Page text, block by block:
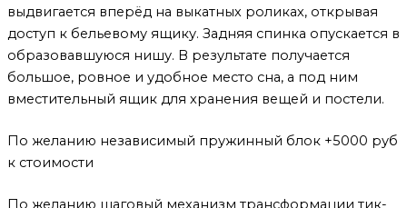
выдвигается вперёд на выкатных роликах, открывая
доступ к бельевому ящику. Задняя спинка опускается в
образовавшуюся нишу. В результате получается
большое, ровное и удобное место сна, а под ним
вместительный ящик для хранения вещей и постели.
По желанию независимый пружинный блок +5000 руб
к стоимости
По желанию шаговый механизм трансформации тик-